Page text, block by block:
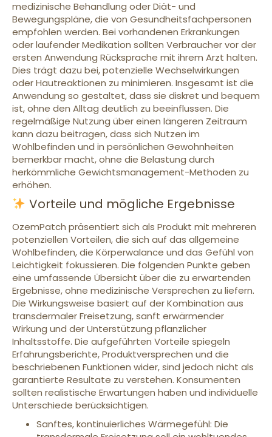
medizinische Behandlung oder Diät- und
Bewegungspläne, die von Gesundheitsfachpersonen
empfohlen werden. Bei vorhandenen Erkrankungen
oder laufender Medikation sollten Verbraucher vor der
ersten Anwendung Rücksprache mit ihrem Arzt halten.
Dies trägt dazu bei, potenzielle Wechselwirkungen
oder Hautreaktionen zu minimieren. Insgesamt ist die
Anwendung so gestaltet, dass sie diskret und bequem
ist, ohne den Alltag deutlich zu beeinflussen. Die
regelmäßige Nutzung über einen längeren Zeitraum
kann dazu beitragen, dass sich Nutzen im
Wohlbefinden und in persönlichen Gewohnheiten
bemerkbar macht, ohne die Belastung durch
herkömmliche Gewichtsmanagement-Methoden zu
erhöhen.
Vorteile und mögliche Ergebnisse
OzemPatch präsentiert sich als Produkt mit mehreren
potenziellen Vorteilen, die sich auf das allgemeine
Wohlbefinden, die Körperwalance und das Gefühl von
Leichtigkeit fokussieren. Die folgenden Punkte geben
eine umfassende Übersicht über die zu erwartenden
Ergebnisse, ohne medizinische Versprechen zu liefern.
Die Wirkungsweise basiert auf der Kombination aus
transdermaler Freisetzung, sanft erwärmender
Wirkung und der Unterstützung pflanzlicher
Inhaltsstoffe. Die aufgeführten Vorteile spiegeln
Erfahrungsberichte, Produktversprechen und die
beschriebenen Funktionen wider, sind jedoch nicht als
garantierte Resultate zu verstehen. Konsumenten
sollten realistische Erwartungen haben und individuelle
Unterschiede berücksichtigen.
Sanftes, kontinuierliches Wärmegefühl: Die